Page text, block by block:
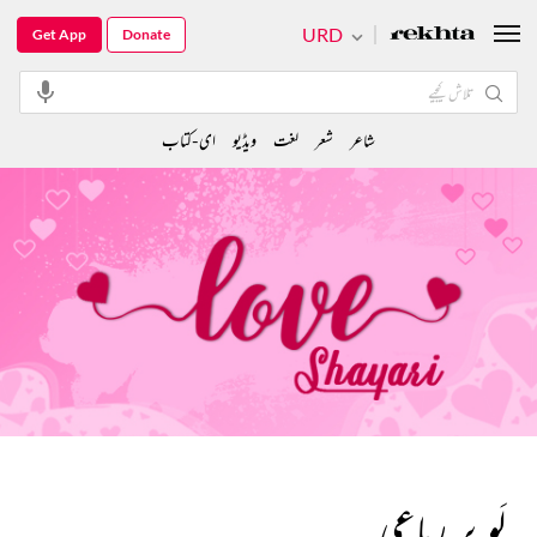
URD
Get App Donate
شاعر شعر لغت ویڈیو ای-کتاب